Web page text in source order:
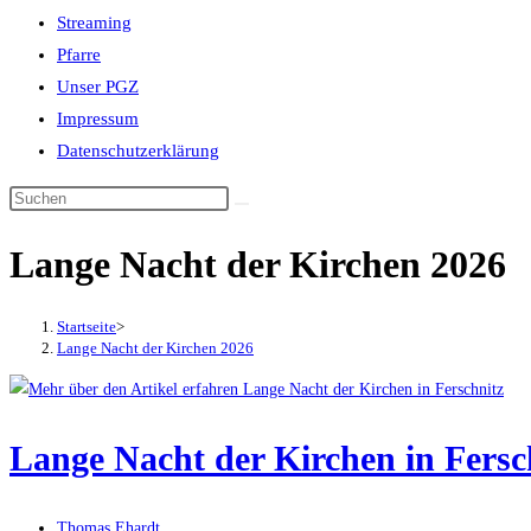
Streaming
Pfarre
Unser PGZ
Impressum
Datenschutzerklärung
Lange Nacht der Kirchen 2026
Startseite>
Lange Nacht der Kirchen 2026
Lange Nacht der Kirchen in
Beitrags-